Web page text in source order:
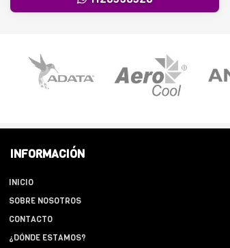
INFORMACIÓN
INICIO
SOBRE NOSOTROS
CONTACTO
¿DÓNDE ESTAMOS?